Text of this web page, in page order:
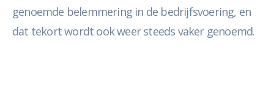
genoemde belemmering in de bedrijfsvoering, en
dat tekort wordt ook weer steeds vaker genoemd.